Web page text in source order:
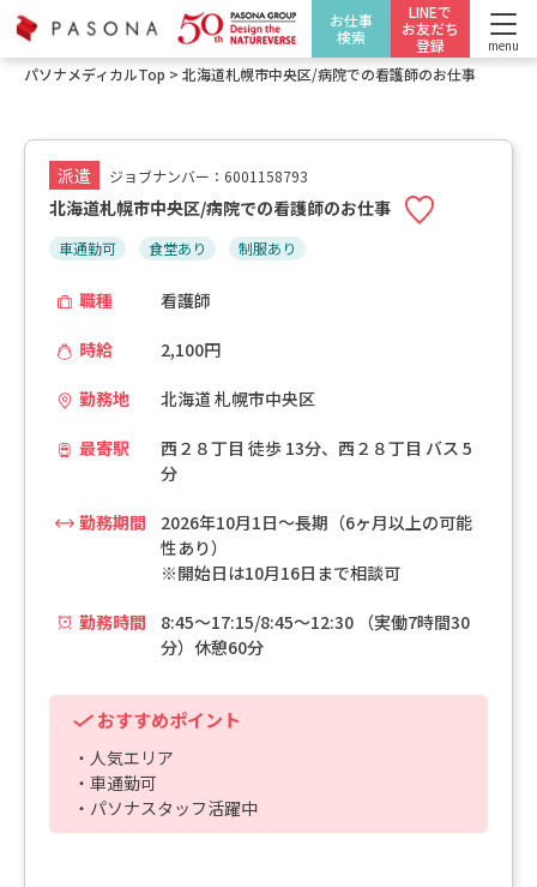
お仕事
検索
LINEで
お友だち
登録
menu
パソナメディカルTop > 北海道札幌市中央区/病院での看護師のお仕事
派遣 ジョブナンバー：6001158793
北海道札幌市中央区/病院での看護師のお仕事
車通勤可 食堂あり 制服あり
職種 看護師
時給 2,100円
勤務地 北海道 札幌市中央区
最寄駅
西２８丁目 徒歩 13分、西２８丁目 バス 5
分
勤務期間
2026年10月1日～長期（6ヶ月以上の可能
性あり）
※開始日は10月16日まで相談可
勤務時間
8:45～17:15/8:45～12:30 （実働7時間30
分）休憩60分
おすすめポイント
・人気エリア
・車通勤可
・パソナスタッフ活躍中